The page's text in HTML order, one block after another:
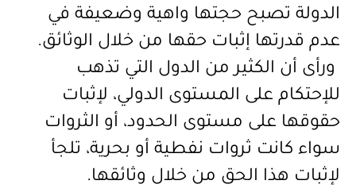
الدولة تصبح حجتها واهية وضعيفة في
عدم قدرتها إثبات حقها من خلال الوثائق.
ورأى أن الكثير من الدول التي تذهب
للإحتكام على المستوى الدولي، لإثبات
حقوقها على مستوى الحدود، أو الثروات
سواء كانت ثروات نفطية أو بحرية، تلجأ
لإثبات هذا الحق من خلال وثائقها.